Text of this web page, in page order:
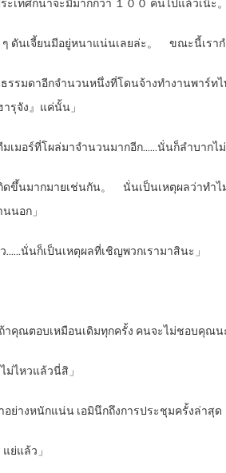
ระเทศก็น่าจะมีมากกว่า １００ คนไปแล้วเน๊
ๆ ดันเจี้ยนมีอยู่หนาแน่นเลยล่ะ。 ขณะนี้เราก
ธรรมดาอีกจำนวนหนึ่งที่โดนจ้างทำงานพาร์ท
รุจัง』แค่นั้น」
มเมอร์ที่โผล่มาจำนวนมากอีก……นั่นก็ลำบากไม่
กิดขึ้นมากมายเช่นกัน。 นั่นเป็นเหตุผลว่าท
นอก」
……นั่นก็เป็นเหตุผลที่เชิญพวกเรามาสินะ」
าคุณตอบเหมือนเดิมทุกครั้ง คนจะไม่ชอบคุณน
ม่ไหวแล้วนี่สิ」
ย่างหนักแน่น เอมินึกถึงการประชุมครั้งล่าสุด
ย่แล้ว」